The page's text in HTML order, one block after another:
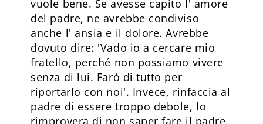
vuole bene. Se avesse capito l' amore
del padre, ne avrebbe condiviso
anche l' ansia e il dolore. Avrebbe
dovuto dire: 'Vado io a cercare mio
fratello, perché non possiamo vivere
senza di lui. Farò di tutto per
riportarlo con noi'. Invece, rinfaccia al
padre di essere troppo debole, lo
rimprovera di non saper fare il padre.